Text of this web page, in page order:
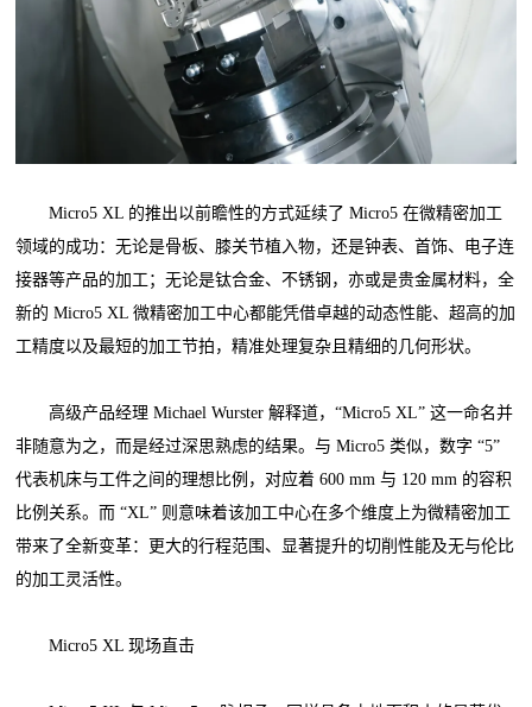
Micro5 XL 的推出以前瞻性的方式延续了 Micro5 在微精密加工
领域的成功：无论是骨板、膝关节植入物，还是钟表、首饰、电子连
接器等产品的加工；无论是钛合金、不锈钢，亦或是贵金属材料，全
新的 Micro5 XL 微精密加工中心都能凭借卓越的动态性能、超高的加
工精度以及最短的加工节拍，精准处理复杂且精细的几何形状。
高级产品经理 Michael Wurster 解释道，“Micro5 XL” 这一命名并
非随意为之，而是经过深思熟虑的结果。与 Micro5 类似，数字 “5”
代表机床与工件之间的理想比例，对应着 600 mm 与 120 mm 的容积
比例关系。而 “XL” 则意味着该加工中心在多个维度上为微精密加工
带来了全新变革：更大的行程范围、显著提升的切削性能及无与伦比
的加工灵活性。
Micro5 XL 现场直击